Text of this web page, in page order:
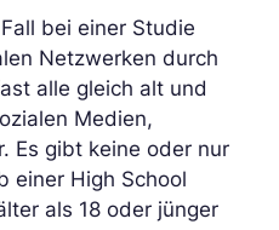
bei einer Studie
Netzwerken durch
alle gleich alt und
Medien,
Es gibt keine oder nur
einer High School
als 18 oder jünger